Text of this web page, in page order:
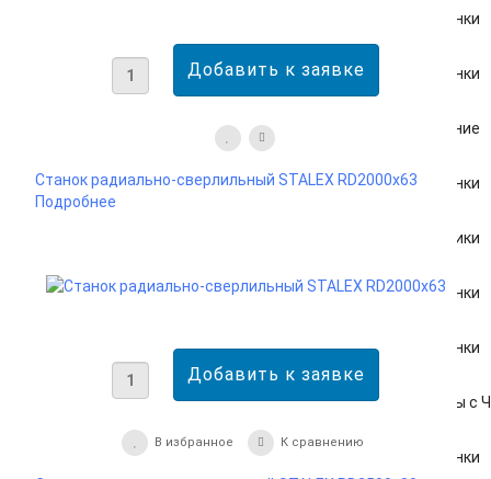
Круглопильные станки
Фуговально-рейсмусовые станки
Вспомогательное оборудование
Фуговальные станки
Автоподатчики
Настольные станки
Ленточнопильные станки
Форматно-раскроечные центры с
Токарные станки
Станок радиально-сверлильный STALEX RD2000x63
Подробнее
В избранное К сравнению